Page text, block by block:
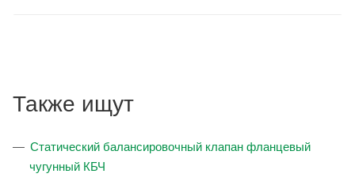
Также ищут
Статический балансировочный клапан фланцевый
чугунный КБЧ